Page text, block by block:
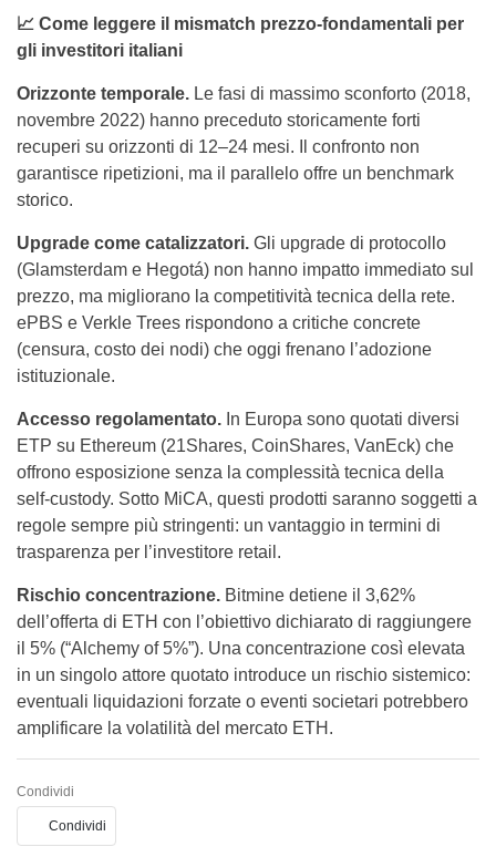
📈 Come leggere il mismatch prezzo‑fondamentali per
gli investitori italiani
Orizzonte temporale. Le fasi di massimo sconforto (2018,
novembre 2022) hanno preceduto storicamente forti
recuperi su orizzonti di 12–24 mesi. Il confronto non
garantisce ripetizioni, ma il parallelo offre un benchmark
storico.
Upgrade come catalizzatori. Gli upgrade di protocollo
(Glamsterdam e Hegotá) non hanno impatto immediato sul
prezzo, ma migliorano la competitività tecnica della rete.
ePBS e Verkle Trees rispondono a critiche concrete
(censura, costo dei nodi) che oggi frenano l’adozione
istituzionale.
Accesso regolamentato. In Europa sono quotati diversi
ETP su Ethereum (21Shares, CoinShares, VanEck) che
offrono esposizione senza la complessità tecnica della
self-custody. Sotto MiCA, questi prodotti saranno soggetti a
regole sempre più stringenti: un vantaggio in termini di
trasparenza per l’investitore retail.
Rischio concentrazione. Bitmine detiene il 3,62%
dell’offerta di ETH con l’obiettivo dichiarato di raggiungere
il 5% (“Alchemy of 5%”). Una concentrazione così elevata
in un singolo attore quotato introduce un rischio sistemico:
eventuali liquidazioni forzate o eventi societari potrebbero
amplificare la volatilità del mercato ETH.
Condividi
Condividi